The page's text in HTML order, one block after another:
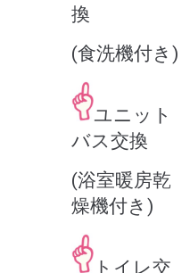
換
(食洗機付き)
ユニット
バス交換
(浴室暖房乾
燥機付き)
トイレ交